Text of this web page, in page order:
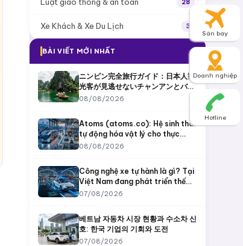
28
Xe Khách & Xe Du Lịch 3
BÀI VIẾT MỚI NHẤT
ニンビン完全旅行ガイド：日本人観
光客が見逃せないチャンアンとバイ
ディン
08/08/2026
Atoms (atoms.co): Hệ sinh thái
tự động hóa vật lý cho thực
phẩm, khai khoáng và vận tải
08/08/2026
Công nghệ xe tự hành là gì? Tại
Việt Nam đang phát triển thế
nào và VinFast đã làm được gì?
07/08/2026
베트남 자동차 시장 현황과 수소차 신
호: 한국 기업의 기회와 도전
07/08/2026
Sân bay
Doanh nghiệp
Hotline